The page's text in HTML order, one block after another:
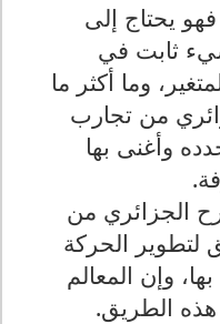
يحتاج إلى
ثابت في
وما أكثر ما
من تجارب
وأغنى بها
.
الجزائري من
الحركة
وإن المعالم
هذه الطريق.